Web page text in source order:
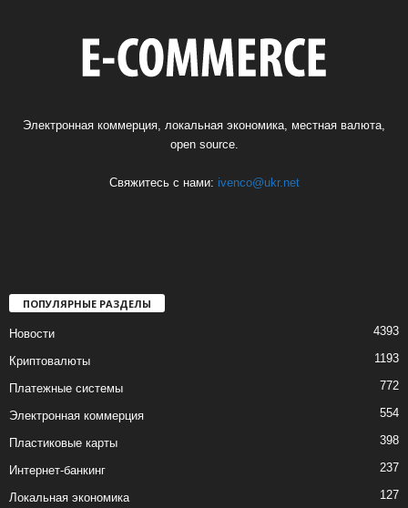
Электронная коммерция, локальная экономика, местная валюта,
open source.
Свяжитесь с нами: ivenco@ukr.net
ПОПУЛЯРНЫЕ РАЗДЕЛЫ
Новости 4393
Криптовалюты 1193
Платежные системы 772
Электронная коммерция 554
Пластиковые карты 398
Интернет-банкинг 237
Локальная экономика 127